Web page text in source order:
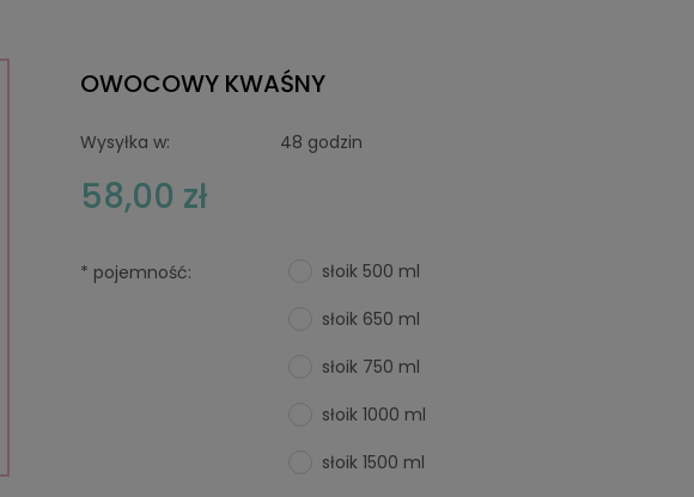
OWOCOWY KWAŚNY
Wysyłka w: 48 godzin
58,00 zł
* pojemność:
słoik 500 ml
słoik 650 ml
słoik 750 ml
słoik 1000 ml
słoik 1500 ml